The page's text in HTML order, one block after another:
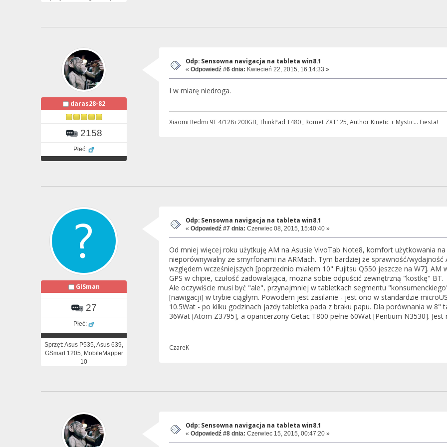
daras28-82
2158
Płeć:
Odp: Sensowna navigacja na tableta win8.1
« Odpowiedź #6 dnia: Kwiecień 22, 2015, 16:14:33 »
I w miarę niedroga.
Xiaomi Redmi 9T 4/128+200GB, ThinkPad T480 , Romet ZXT125, Author Kinetic + Mystic... Fiesta!
GISman
27
Płeć:
Sprzęt: Asus P535, Asus 639,
GSmart 1205, MobileMapper
10
Odp: Sensowna navigacja na tableta win8.1
« Odpowiedź #7 dnia: Czerwiec 08, 2015, 15:40:40 »
Od mniej więcej roku użytkuję AM na Asusie VivoTab Note8, komfort użytkowania
nieporównywalny ze smyrfonami na ARMach. Tym bardziej że sprawność/
względem wcześniejszych [poprzednio miałem 10" Fujitsu Q550 jeszcze na W7]. AM
GPS w chipie, czułość zadowalająca, można sobie odpuścić zewnętrzną "kostkę" BT.
Ale oczywiście musi być "ale", przynajmniej w tabletkach segmentu
[nawigacji] w trybie ciągłym. Powodem jest zasilanie - jest ono w standardzie
10.5Wat - po kilku godzinach jazdy tabletka pada z braku papu. Dla porównania w 8"
36Wat [Atom Z3795], a opancerzony Getac T800 pełne 60Wat [Pentium N3530]. Jest
CzareK
Odp: Sensowna navigacja na tableta win8.1
« Odpowiedź #8 dnia: Czerwiec 15, 2015, 00:47:20 »